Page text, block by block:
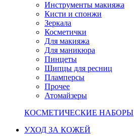
Инструменты макияжа
Кисти и спонжи
Зеркала
Косметички
Для макияжа
Для маникюра
Пинцеты
Щипцы для ресниц
Пламперсы
Прочее
Атомайзеры
КОСМЕТИЧЕСКИЕ НАБОРЫ
УХОД ЗА КОЖЕЙ